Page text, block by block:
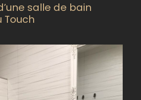
salle de bain
Touch